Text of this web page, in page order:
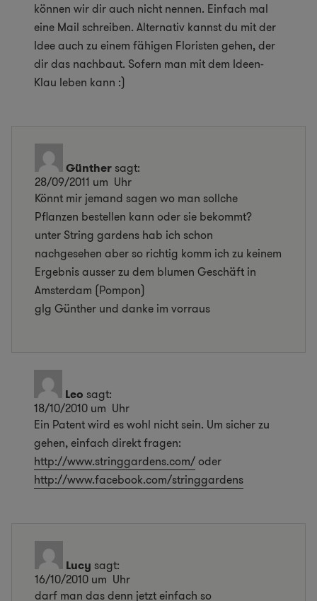
können wir dir auch nicht nennen. Einfach mal
eine Mail schreiben. Alternativ kannst du mit der
Idee auch zu einem fähigen Floristen gehen, der
dir das nachbaut. Sofern man mit dem Ideen-
Klau leben kann :)
Günthersagt:
28/09/2011 um Uhr
Könnt mir jemand sagen wo man sollche
Pflanzen bestellen kann oder sie bekommt?
unter String gardens hab ich schon
nachgesehen aber so richtig komm ich zu keinem
Ergebnis ausser zu dem blumen Geschäft in
Amsterdam (Pompon)
glg Günther und danke im vorraus
Leo sagt:
18/10/2010 um Uhr
Ein Patent wird es wohl nicht sein. Um sicher zu
gehen, einfach direkt fragen:
http://www.stringgardens.com/oder
http://www.facebook.com/stringgardens
Lucy sagt:
16/10/2010 um Uhr
darf man das denn jetzt einfach so